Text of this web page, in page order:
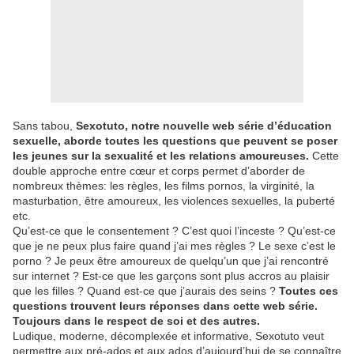
Sans tabou, Sexotuto, notre nouvelle web série d’éducation
sexuelle, aborde toutes les questions que peuvent se poser
les jeunes sur la sexualité et les relations amoureuses. Cette
double approche entre cœur et corps permet d’aborder de
nombreux thèmes: les règles, les films pornos, la virginité, la
masturbation, être amoureux, les violences sexuelles, la puberté
etc.
Qu’est-ce que le consentement ? C’est quoi l’inceste ? Qu’est-ce
que je ne peux plus faire quand j’ai mes règles ? Le sexe c’est le
porno ? Je peux être amoureux de quelqu’un que j’ai rencontré
sur internet ? Est-ce que les garçons sont plus accros au plaisir
que les filles ? Quand est-ce que j’aurais des seins ? Toutes ces
questions trouvent leurs réponses dans cette web série.
Toujours dans le respect de soi et des autres.
Ludique, moderne, décomplexée et informative, Sexotuto veut
permettre aux pré-ados et aux ados d’aujourd’hui de se connaître